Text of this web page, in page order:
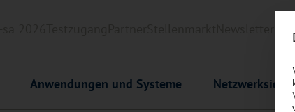
Anwendungen und Systeme